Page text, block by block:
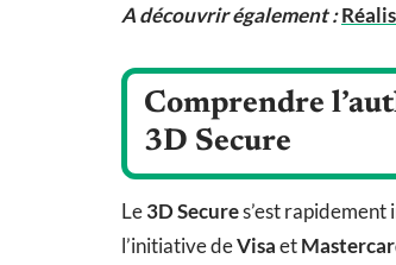
A découvrir également :
Comprendre
3D Secure
Le3D Secures’est rapidement
l’initiative deVisaet